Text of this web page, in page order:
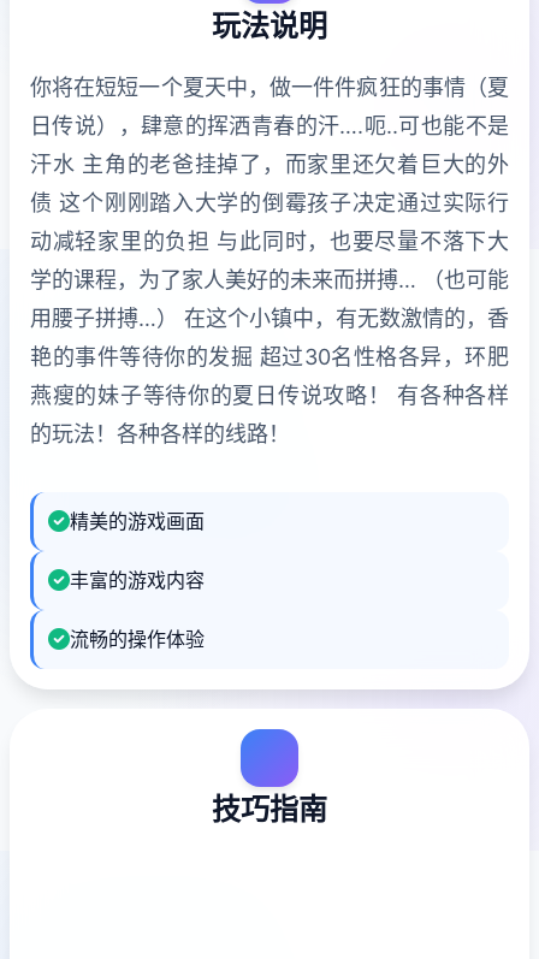
玩法说明
你将在短短一个夏天中，做一件件疯狂的事情（夏
日传说），肆意的挥洒青春的汗….呃..可也能不是
汗水 主角的老爸挂掉了，而家里还欠着巨大的外
债 这个刚刚踏入大学的倒霉孩子决定通过实际行
动减轻家里的负担 与此同时，也要尽量不落下大
学的课程，为了家人美好的未来而拼搏… （也可能
用腰子拼搏…） 在这个小镇中，有无数激情的，香
艳的事件等待你的发掘 超过30名性格各异，环肥
燕瘦的妹子等待你的夏日传说攻略！ 有各种各样
的玩法！各种各样的线路！
精美的游戏画面
丰富的游戏内容
流畅的操作体验
技巧指南